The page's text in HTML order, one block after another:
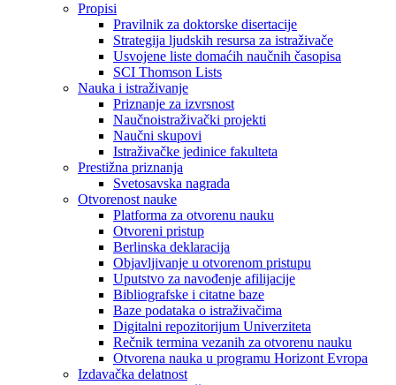
Propisi
Pravilnik za doktorske disertacije
Strategija ljudskih resursa za istraživače
Usvojene liste domaćih naučnih časopisa
SCI Thomson Lists
Nauka i istraživanje
Priznanje za izvrsnost
Naučnoistraživački projekti
Naučni skupovi
Istraživačke jedinice fakulteta
Prestižna priznanja
Svetosavska nagrada
Otvorenost nauke
Platforma za otvorenu nauku
Otvoreni pristup
Berlinska deklaracija
Objavljivanje u otvorenom pristupu
Uputstvo za navođenje afilijacije
Bibliografske i citatne baze
Baze podataka o istraživačima
Digitalni repozitorijum Univerziteta
Rečnik termina vezanih za otvorenu nauku
Otvorena nauka u programu Horizont Evropa
Izdavačka delatnost